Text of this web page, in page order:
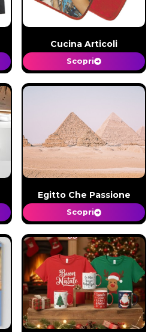
Cucina Articoli
Scopri
Egitto Che Passione
Scopri